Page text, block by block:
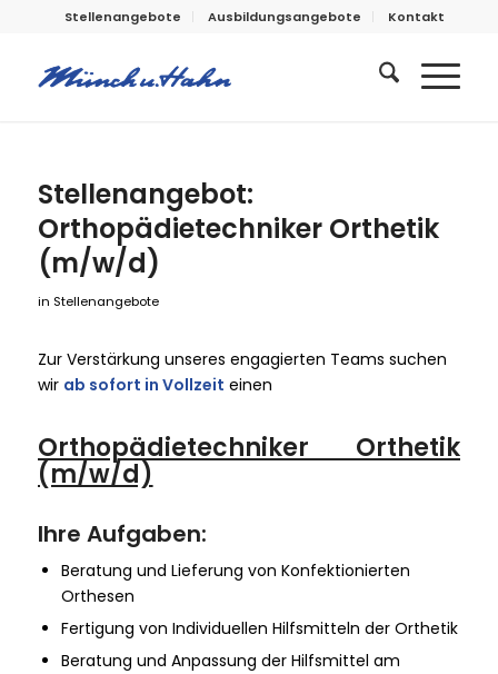
Stellenangebote Ausbildungsangebote Kontakt
Stellenangebot:
Orthopädietechniker Orthetik
(m/w/d)
in Stellenangebote
Zur Verstärkung unseres engagierten Teams suchen
wir ab sofort in Vollzeit einen
Orthopädietechniker Orthetik
(m/w/d)
Ihre Aufgaben:
Beratung und Lieferung von Konfektionierten
Orthesen
Fertigung von Individuellen Hilfsmitteln der Orthetik
Beratung und Anpassung der Hilfsmittel am